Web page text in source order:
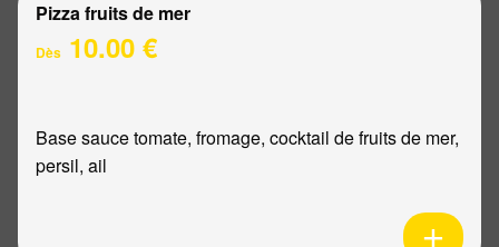
Pizza fruits de mer
Dès 10.00 €
Base sauce tomate, fromage, cocktail de fruits de mer,
persil, ail